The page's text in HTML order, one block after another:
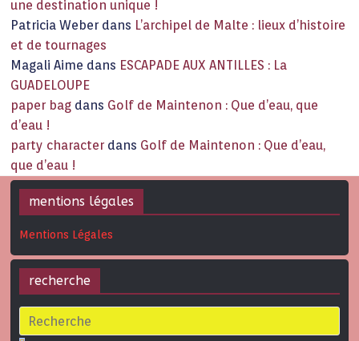
une destination unique !
Patricia Weber dans L’archipel de Malte : lieux d’histoire
et de tournages
Magali Aime dans ESCAPADE AUX ANTILLES : La
GUADELOUPE
paper bag dans Golf de Maintenon : Que d’eau, que
d’eau !
party character dans Golf de Maintenon : Que d’eau,
que d’eau !
mentions légales
Mentions Légales
recherche